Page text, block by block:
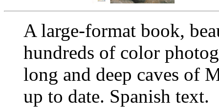
A large-format book,
hundreds of color
long and deep caves of
up to date. Spanish text.